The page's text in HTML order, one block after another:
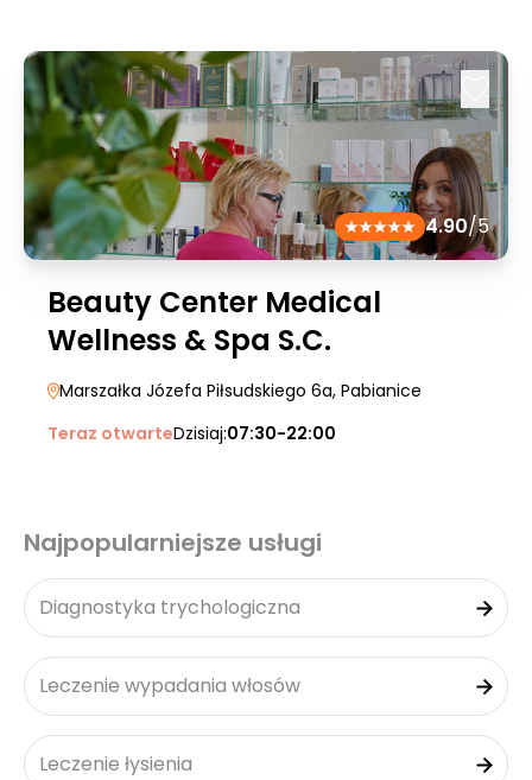
4.90/5
Beauty Center Medical
Wellness & Spa S.C.
Marszałka Józefa Piłsudskiego 6a, Pabianice
Teraz otwarteDzisiaj:07:30-22:00
Najpopularniejsze usługi
Diagnostyka trychologiczna
Leczenie wypadania włosów
Leczenie łysienia